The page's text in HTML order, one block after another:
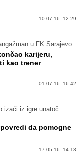
10.07.16. 12:29
u FK Sarajevo
karijeru,
kao trener
01.07.16. 16:42
izaći iz igre unatoč
da pomogne
17.05.16. 14:13